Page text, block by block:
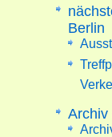
Berlin
Archiv